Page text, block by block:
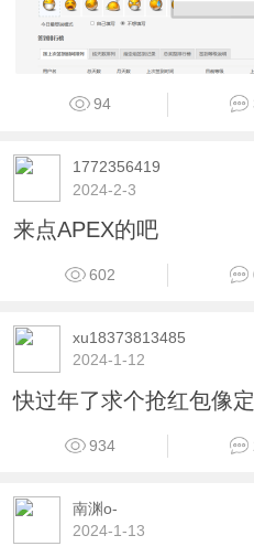
94
1772356419
2024-2-3
来点APEX的吧
602
xu18373813485
2024-1-12
快过年了求个抢红包像
934
南渊o-
2024-1-13